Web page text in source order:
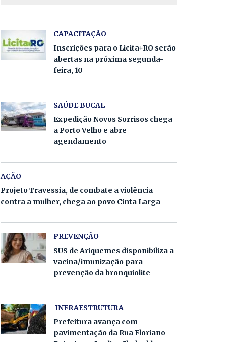
CAPACITAÇÃO
Inscrições para o Licita+RO serão
abertas na próxima segunda-
feira, 10
SAÚDE BUCAL
Expedição Novos Sorrisos chega
a Porto Velho e abre
agendamento
AÇÃO
Projeto Travessia, de combate a violência
contra a mulher, chega ao povo Cinta Larga
PREVENÇÃO
SUS de Ariquemes disponibiliza a
vacina/imunização para
prevenção da bronquiolite
INFRAESTRUTURA
Prefeitura avança com
pavimentação da Rua Floriano